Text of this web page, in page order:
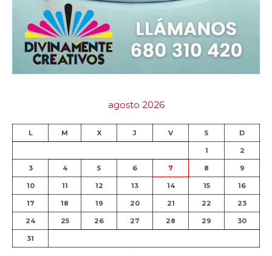
agosto 2026
L M X J V S D
1 2
3 4 5 6 7 8 9
10 11 12 13 14 15 16
17 18 19 20 21 22 23
24 25 26 27 28 29 30
31